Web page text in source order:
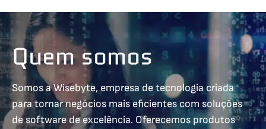
Quem somos
Somos a Wisebyte, empresa de tecnologia criada
para tornar negócios mais eficientes com soluções
de software de excelência. Oferecemos produtos